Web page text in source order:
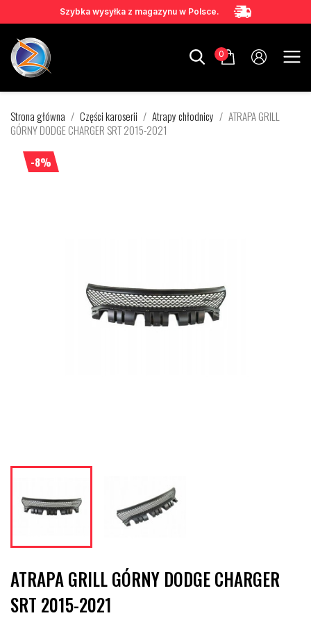
Szybka wysyłka z magazynu w Polsce.
0
Strona główna Części karoserii Atrapy chłodnicy
ATRAPA GRILL
GÓRNY DODGE CHARGER SRT 2015-2021
-8%
ATRAPA GRILL GÓRNY DODGE CHARGER
SRT 2015-2021